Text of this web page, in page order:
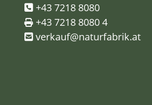
+43 7218 8080
+43 7218 8080 4
verkauf@naturfabrik.at